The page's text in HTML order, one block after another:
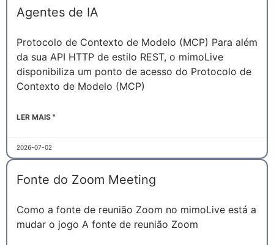
Agentes de IA
Protocolo de Contexto de Modelo (MCP) Para além
da sua API HTTP de estilo REST, o mimoLive
disponibiliza um ponto de acesso do Protocolo de
Contexto de Modelo (MCP)
LER MAIS "
2026-07-02
Fonte do Zoom Meeting
Como a fonte de reunião Zoom no mimoLive está a
mudar o jogo A fonte de reunião Zoom